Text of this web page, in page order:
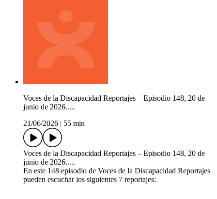
Voces de la Discapacidad Reportajes – Episodio 148, 20 de
junio de 2026.....
21/06/2026
55 min
Voces de la Discapacidad Reportajes – Episodio 148, 20 de
junio de 2026.....
En este 148 episodio de Voces de la Discapacidad Reportajes
pueden escuchar los siguientes 7 reportajes: